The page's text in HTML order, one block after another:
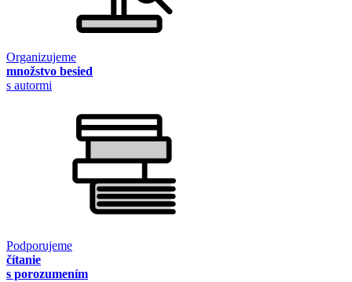
Organizujeme
množstvo besied
s autormi
Podporujeme
čítanie
s porozumením